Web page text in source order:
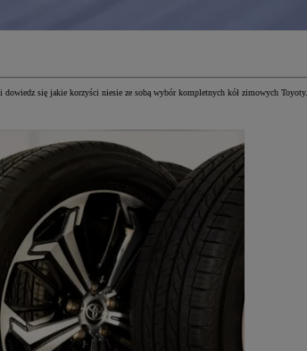
się jakie korzyści niesie ze sobą wybór kompletnych kół zimowych Toyoty.